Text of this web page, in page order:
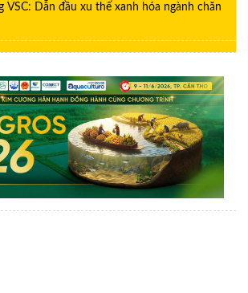
VSC: Dẫn đầu xu thế xanh hóa ngành chăn